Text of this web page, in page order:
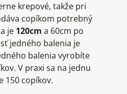
krepové, takže pri
copíkom potrebný
je 120cm a 60cm po
jedného balenia je
balenia vyrobíte
V praxi sa na jednu
150 copíkov.